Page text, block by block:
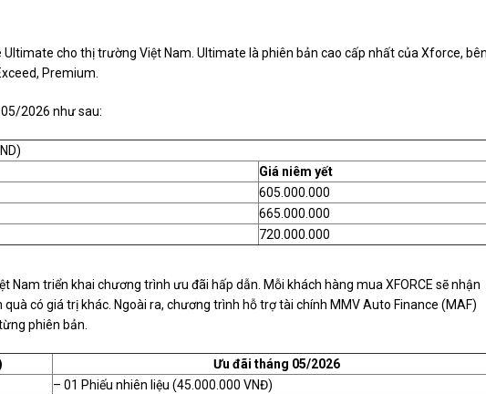
cho thị trường Việt Nam. Ultimate là phiên bản cao cấp nhất của Xforce,
Premium.
2026 như sau:
Giá niêm yết
605.000.000
665.000.000
720.000.000
Nam triển khai chương trình ưu đãi hấp dẫn. Mỗi khách hàng mua XFORCE sẽ nhận
có giá trị khác. Ngoài ra, chương trình hỗ trợ tài chính MMV Auto Finance (MAF)
phiên bản.
Ưu đãi tháng 05/2026
– 01 Phiếu nhiên liệu (45.000.000 VNĐ)